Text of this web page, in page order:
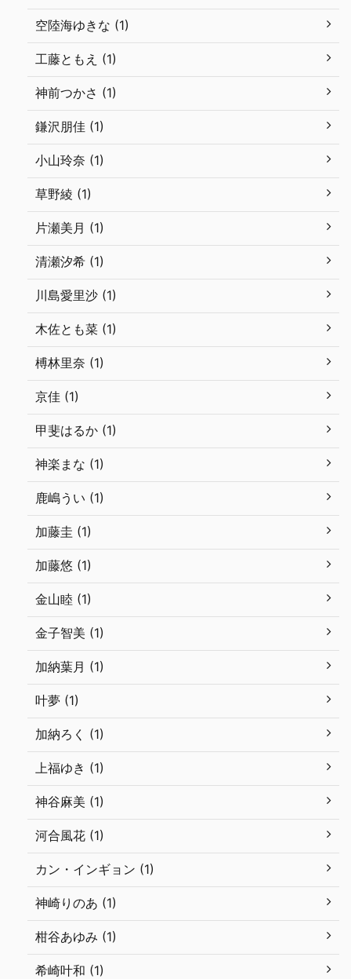
空陸海ゆきな (1)
工藤ともえ (1)
神前つかさ (1)
鎌沢朋佳 (1)
小山玲奈 (1)
草野綾 (1)
片瀬美月 (1)
清瀬汐希 (1)
川島愛里沙 (1)
木佐とも菜 (1)
榑林里奈 (1)
京佳 (1)
甲斐はるか (1)
神楽まな (1)
鹿嶋うい (1)
加藤圭 (1)
加藤悠 (1)
金山睦 (1)
金子智美 (1)
加納葉月 (1)
叶夢 (1)
加納ろく (1)
上福ゆき (1)
神谷麻美 (1)
河合風花 (1)
カン・インギョン (1)
神崎りのあ (1)
柑谷あゆみ (1)
希崎叶和 (1)